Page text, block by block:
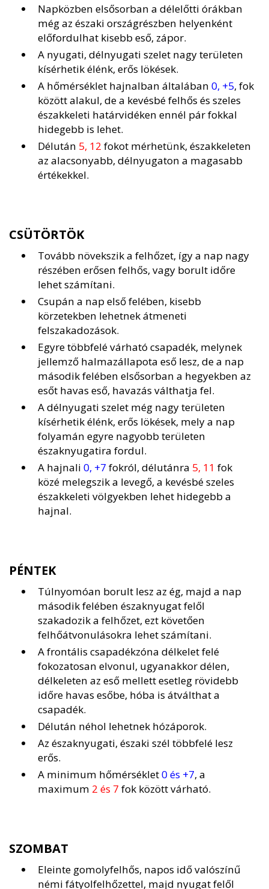
Napközben elsősorban a délelőtti órákban
még az északi országrészben helyenként
előfordulhat kisebb eső, zápor.
A nyugati, délnyugati szelet nagy területen
kísérhetik élénk, erős lökések.
A hőmérséklet hajnalban általában 0, +5, fok
között alakul, de a kevésbé felhős és szeles
északkeleti határvidéken ennél pár fokkal
hidegebb is lehet.
Délután 5, 12 fokot mérhetünk, északkeleten
az alacsonyabb, délnyugaton a magasabb
értékekkel.
CSÜTÖRTÖK
Tovább növekszik a felhőzet, így a nap nagy
részében erősen felhős, vagy borult időre
lehet számítani.
Csupán a nap első felében, kisebb
körzetekben lehetnek átmeneti
felszakadozások.
Egyre többfelé várható csapadék, melynek
jellemző halmazállapota eső lesz, de a nap
második felében elsősorban a hegyekben az
esőt havas eső, havazás válthatja fel.
A délnyugati szelet még nagy területen
kísérhetik élénk, erős lökések, mely a nap
folyamán egyre nagyobb területen
északnyugatira fordul.
A hajnali 0, +7 fokról, délutánra 5, 11 fok
közé melegszik a levegő, a kevésbé szeles
északkeleti völgyekben lehet hidegebb a
hajnal.
PÉNTEK
Túlnyomóan borult lesz az ég, majd a nap
második felében északnyugat felől
szakadozik a felhőzet, ezt követően
felhőátvonulásokra lehet számítani.
A frontális csapadékzóna délkelet felé
fokozatosan elvonul, ugyanakkor délen,
délkeleten az eső mellett esetleg rövidebb
időre havas esőbe, hóba is átválthat a
csapadék.
Délután néhol lehetnek hózáporok.
Az északnyugati, északi szél többfelé lesz
erős.
A minimum hőmérséklet0 és +7, a
maximum 2 és 7 fok között várható.
SZOMBAT
Eleinte gomolyfelhős, napos idő valószínű
némi fátyolfelhőzettel, majd nyugat felől